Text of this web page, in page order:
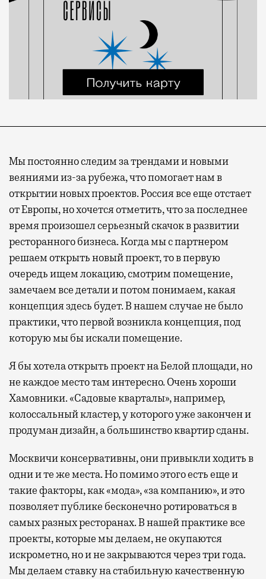
Мы постоянно следим за трендами и новыми
веяниями из-за рубежа, что помогает нам в
открытии новых проектов. Россия все еще отстает
от Европы, но хочется отметить, что за последнее
время произошел серьезный скачок в развитии
ресторанного бизнеса. Когда мы с партнером
решаем открыть новый проект, то в первую
очередь ищем локацию, смотрим помещение,
замечаем все детали и потом понимаем, какая
концепция здесь будет. В нашем случае не было
практики, что первой возникла концепция, под
которую мы бы искали помещение.
Я бы хотела открыть проект на Белой площади, но
не каждое место там интересно. Очень хороши
Хамовники. «Садовые кварталы», например,
колоссальный кластер, у которого уже закончен и
продуман дизайн, а большинство квартир сданы.
Москвичи консервативны, они привыкли ходить в
одни и те же места. Но помимо этого есть еще и
такие факторы, как «мода», «за компанию», и это
позволяет публике бесконечно ротироваться в
самых разных ресторанах. В нашей практике все
проекты, которые мы делаем, не окупаются
искрометно, но и не закрываются через три года.
Мы делаем ставку на стабильную качественную